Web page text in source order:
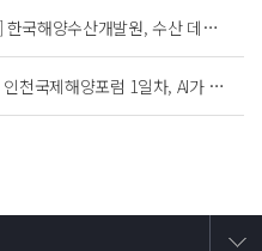
[한국해양수산개발원] 한국해양수산개발원, 수산 데이터·인공지능 기업 5개사와 업무협약 체결
[인천항만공사] 제7회 인천국제해양포럼 1일차, AI가 도입된 항만산업의 특화 방안을 수도권 맞춤 전략에 입각하여 제시